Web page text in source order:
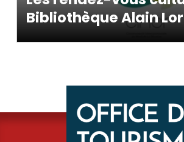
Bibliothèque Alain